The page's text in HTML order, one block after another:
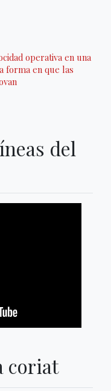
operativa en una
forma en que las
del
coriat